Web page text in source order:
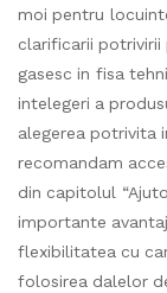
moi pentru
clarificarii potrivirii
gasesc in fisa
intelegeri a
alegerea potrivita
recomandam
din capitolul
importante
flexibilitatea cu
folosirea dalelor